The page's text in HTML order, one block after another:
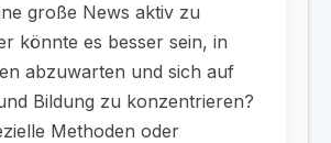
große News aktiv zu
könnte es besser sein, in
abzuwarten und sich auf
Bildung zu konzentrieren?
Methoden oder